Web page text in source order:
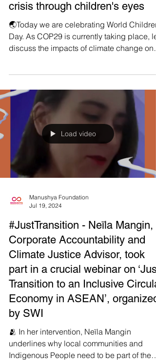
generation at risk: The climate
crisis through children's eyes
🌏Today we are celebrating World
are at extreme high risk from climate-related
events, including floodings, heatwaves,
water scarcity and air pollution and
hundreds of thousands of children die
year due to the impacts of climate change.
nothing is done, more children will die! 🗣️
Despite their unique vulnerability to climate
Load video
Jul 19, 2024
#JustTransition - Neïla Mangin,
Corporate Accountability and
Climate Justice Advisor, took
part in a crucial webinar on ‘Just
Transition to an Inclusive
Economy in ASEAN’, organized
by SWI
🫂 In her intervention, Neïla Mangin